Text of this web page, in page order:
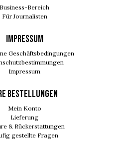
Business-Bereich
Für Journalisten
IMPRESSUM
Geschäftsbedingungen
Impressum
Bestellungen
Mein Konto
Lieferung
& Rückerstattungen
gestellte Fragen